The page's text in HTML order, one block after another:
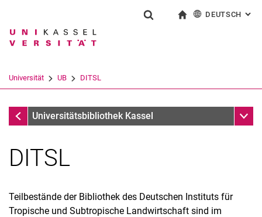
Springe direkt zu: Inhalt
Springe direkt zu: Suche
Springe direkt zu:
Suchbegriff
Suchen (öffnet externen Link in einem
DEUTSCH :
Universität UB DITSL
UB Universitätsbibliothek Kassel
DITSL
Teilbestände der Bibliothek des Deutschen Instituts für
Tropische und Subtropische Landwirtschaft sind im